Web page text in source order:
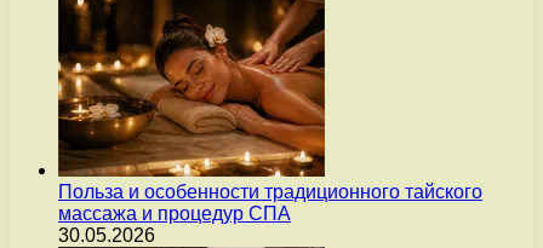
Польза и особенности традиционного тайского
массажа и процедур СПА
30.05.2026